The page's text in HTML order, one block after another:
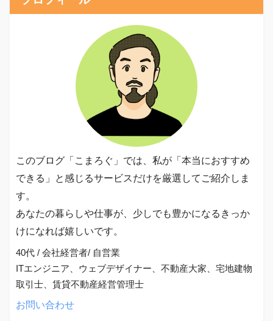
このブログ「こまろぐ」では、私が「本当におすすめ
できる」と感じるサービスだけを厳選してご紹介しま
す。
あなたの暮らしや仕事が、少しでも豊かになるきっか
けになれば嬉しいです。
40代 / 会社経営者/ 自営業
ITエンジニア、ウェブデザイナー、不動産大家、宅地建物
取引士、賃貸不動産経営管理士
お問い合わせ